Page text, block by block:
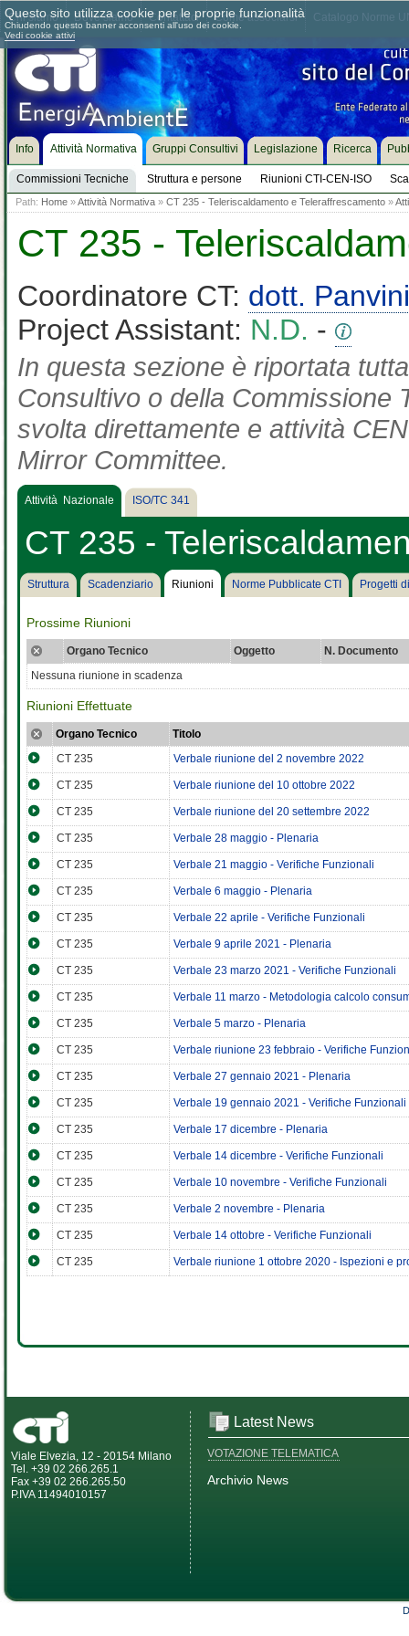
Chi siamo Dove siamo Contattaci Come associarsi
Info Attività Normativa
Commissioni Tecniche Struttura e persone Riunioni CTI-CEN-ISO
Gruppi Consultivi Legislazione Ricerca
Path: Home »Attività Normativa » CT 235 - Teleriscaldamento e Teleraffrescamento »
CT 235 -
Coordinatore CT: dott.
Project Assistant: N.D. -
In questa sezione è riportata
Consultivo o della Commissione
svolta direttamente e attività
Mirror Committee.
Attività Nazionale ISO/TC 341
CT 235 -
Struttura Scadenziario Riunioni Norme Pubblicate CTI Progetti
Prossime Riunioni
Organo Tecnico Oggetto
N. Documento
Nessuna riunione in scadenza
Riunioni Effettuate
Organo Tecnico
Titolo
CT 235
Verbale riunione del 2 novembre 2022
CT 235 Verbale riunione del 10 ottobre 2022
CT 235 Verbale riunione del 20 settembre 2022
CT 235 Verbale 28 maggio - Plenaria
CT 235 Verbale 21 maggio - Verifiche Funzionali
CT 235 Verbale 6 maggio - Plenaria
CT 235 Verbale 22 aprile - Verifiche Funzionali
CT 235 Verbale 9 aprile 2021 - Plenaria
CT 235 Verbale 23 marzo 2021 - Verifiche Funzionali
CT 235 Verbale 11 marzo - Metodologia calcolo
CT 235 Verbale 5 marzo - Plenaria
CT 235 Verbale riunione 23 febbraio - Verifiche
CT 235 Verbale 27 gennaio 2021 - Plenaria
CT 235 Verbale 19 gennaio 2021 - Verifiche Funzionali
CT 235 Verbale 17 dicembre - Plenaria
CT 235 Verbale 14 dicembre - Verifiche Funzionali
CT 235 Verbale 10 novembre - Verifiche Funzionali
CT 235 Verbale 2 novembre - Plenaria
CT 235 Verbale 14 ottobre - Verifiche Funzionali
CT 235 Verbale riunione 1 ottobre 2020 - Ispezioni e
Viale Elvezia, 12 - 20154 Milano
Tel. +39 02 266.265.1
Fax +39 02 266.265.50
P.IVA 11494010157
Latest News
VOTAZIONE TELEMATICA
Archivio News
Questo sito utilizza cookie per le proprie funzionalità
Chiudendo questo banner acconsenti all'uso dei cookie.
Vedi cookie attivi